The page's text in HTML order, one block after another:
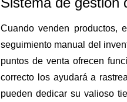
Cuando venden productos,
seguimiento manual del
puntos de venta ofrecen
correcto los ayudará a
pueden dedicar su valioso